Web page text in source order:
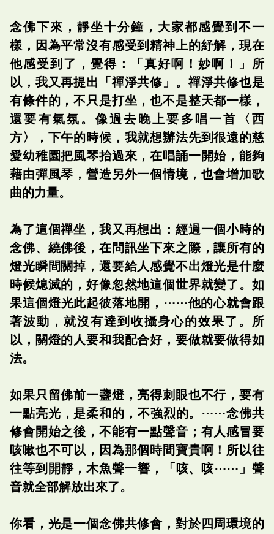
念佛下來，靜坐十分鐘，大家都感覺到不一
樣，因為平常沒有感受到精神上的紓解，現在
他感受到了，覺得：「真好啊！妙啊！」所
以，我又再提出「禪淨共修」。禪淨共修也是
有條件的，不只是打坐，也不是整天都一樣，
還要有氣氛。像過去晚上要多唱一首〈西
方〉，下午的時候，我就想辦法先到很遠的慈
愛幼稚園把風琴抬過來，在唱誦一開始，能夠
藉由彈風琴，營造另外一個情境，也會增加歌
曲的力量。
為了這個禪坐，我又再想出：經過一個小時的
念佛、繞佛後，在問訊坐下來之際，讓所有的
燈光瞬間關掉，還要給人感覺不出燈光是什麼
時候熄滅的，好像忽然地這個世界就變了。如
果這個燈光此起彼落地開，⋯⋯他的心就會跟
著波動，就沒有達到收攝身心的效果了。所
以，關燈的人要和我配合好，要做就要做得如
法。
如果只留佛前一盞燈，亮得刺眼也不行，要有
一點亮光，是柔和的，不強烈的。⋯⋯念佛共
修會開始之後，不能有一點聲音；有人感冒要
咳嗽也不可以，因為那個時間寶貴啊！所以往
往等到開靜，木魚聲一響，「咳、咳⋯⋯」聲
音就全部解放出來了。
你看，光是一個念佛共修會，對於四周環境的